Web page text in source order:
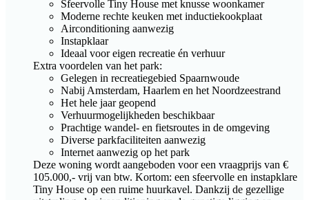
Sfeervolle Tiny House met knusse woonkamer
Moderne rechte keuken met inductiekookplaat
Airconditioning aanwezig
Instapklaar
Ideaal voor eigen recreatie én verhuur
Extra voordelen van het park:
Gelegen in recreatiegebied Spaarnwoude
Nabij Amsterdam, Haarlem en het Noordzeestrand
Het hele jaar geopend
Verhuurmogelijkheden beschikbaar
Prachtige wandel- en fietsroutes in de omgeving
Diverse parkfaciliteiten aanwezig
Internet aanwezig op het park
Deze woning wordt aangeboden voor een vraagprijs van €
105.000,- vrij van btw. Kortom: een sfeervolle en instapklare
Tiny House op een ruime huurkavel. Dankzij de gezellige